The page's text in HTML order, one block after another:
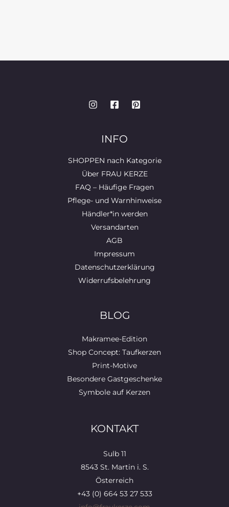
INFO
SHOPPEN nach Kategorie
Über FRAU KERZE
FAQ – Häufige Fragen
Pflege- und Warnhinweise
Händler*in werden
Versandarten
AGB
Impressum
Datenschutzerklärung
Widerrufsbelehrung
BLOG
Makramee-Edition
Shop Concept: Taufkerzen
Print-Motive
Besondere Gastgeschenke
Symbole auf Kerzen
KONTAKT
Sulb 11
8543 St. Martin i. S.
Österreich
+43 (0) 664 53 27 533